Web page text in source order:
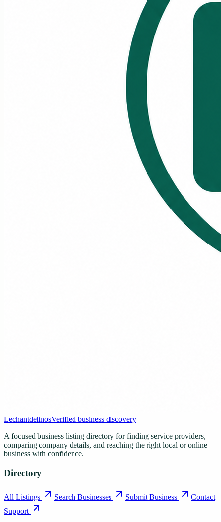
LechantdelinosVerified business discovery
A focused business listing directory for finding service providers,
comparing company details, and reaching the right local or online
business with confidence.
Directory
All Listings Search Businesses Submit Business
Contact
Support